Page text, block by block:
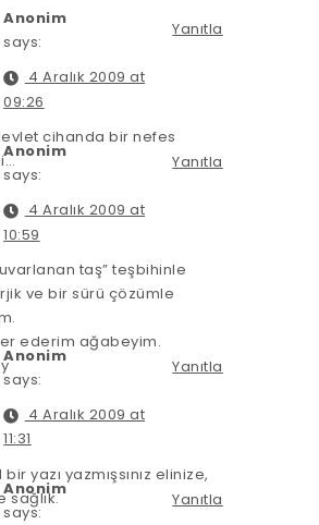
Yanıtla
Anonim
says:
4 Aralık 2009 at
09:26
cihanda bir nefes
Yanıtla
Anonim
says:
4 Aralık 2009 at
10:59
taş” teşbihinle
ve bir sürü çözümle
ederim ağabeyim.
Yanıtla
Anonim
says:
4 Aralık 2009 at
11:31
yazı yazmışsınız elinize,
sağlık.
Yanıtla
Anonim
says: